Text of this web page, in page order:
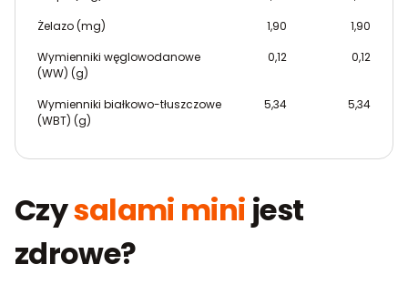
Żelazo (mg)
1,90
1,90
Wymienniki węglowodanowe
(WW) (g)
0,12 0,12
Wymienniki białkowo-tłuszczowe
(WBT) (g)
5,34 5,34
Czysalami mini jest
zdrowe?